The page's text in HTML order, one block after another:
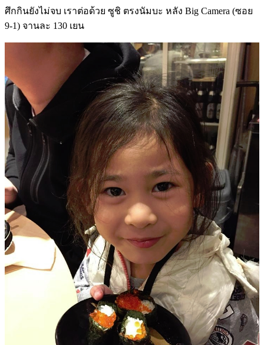
ศึกกินยังไม่จบ เราต่อด้วย ซูชิ ตรงนัมบะ หลัง Big Camera (ซอย
9-1) จานละ 130 เยน